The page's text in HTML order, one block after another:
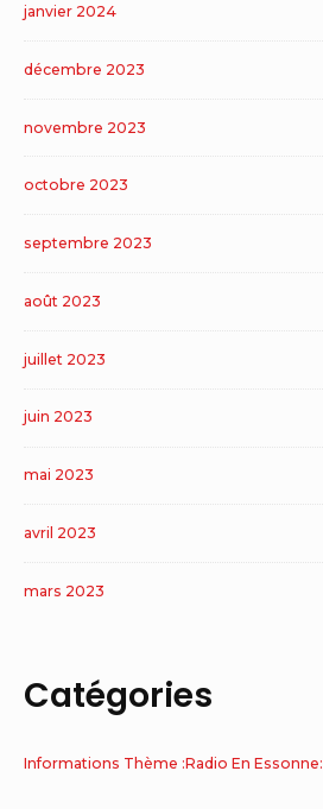
janvier 2024
décembre 2023
novembre 2023
octobre 2023
septembre 2023
août 2023
juillet 2023
juin 2023
mai 2023
avril 2023
mars 2023
Catégories
Informations Thème :Radio En Essonne: